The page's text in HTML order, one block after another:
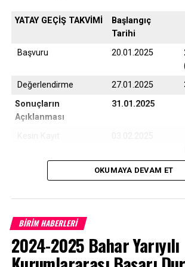
Gerçekleştirildi
YATAY GEÇİŞ TAKVİMİ
Başlangıç
Tarihi
Başvuru 20.01.2025
Değerlendirme
27.01.2025
Sonuçların
Açıklanması
31.01.2025
06.02.2025
program taban puanları içinTIKLAYINIZ
OKUMAYA DEVAM ET
BİRİM HABERLERİ
2024-2025 Bahar Yarıyılı